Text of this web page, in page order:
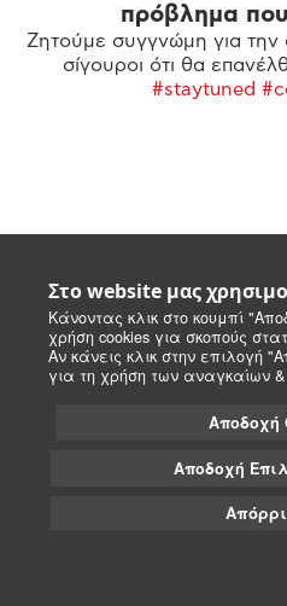
Στο website μας
Κάνοντας κλικ στο κουμπί
χρήση cookies για σκοπούς
Αν κάνεις κλικ στην επιλογή
για τη χρήση των αναγκαίων &
Αποδοχή
Αποδοχή
πρόβλημα
Ζητούμε συγγνώμη για την
σίγουροι ότι θα
#staytuned